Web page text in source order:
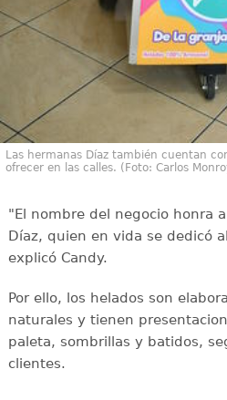
Las hermanas Díaz también cuentan
ofrecer en las calles. (Foto: Carlos
"El nombre del negocio honra
Díaz, quien en vida se dedicó
explicó Candy.
Por ello, los helados son
naturales y tienen
paleta, sombrillas y batidos,
clientes.